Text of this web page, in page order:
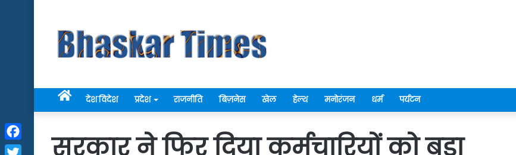
Homeदेश विदेश प्रदेश राजनीति बिज़नेस खेल हेल्थ मनोरंजन धर्म पर्यटन
सरकार ने फिर दिया कर्मचारियों को बड़ा
Facebook